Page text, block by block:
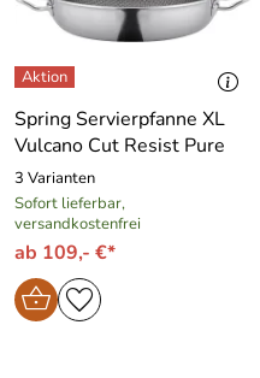
Spring Servierpfanne XL
Vulcano Cut Resist Pure
3 Varianten
Sofort lieferbar,
versandkostenfrei
ab 109,- €*